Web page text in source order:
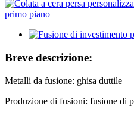
Breve descrizione:
Metalli da fusione: ghisa duttile
Produzione di fusioni: fusione di